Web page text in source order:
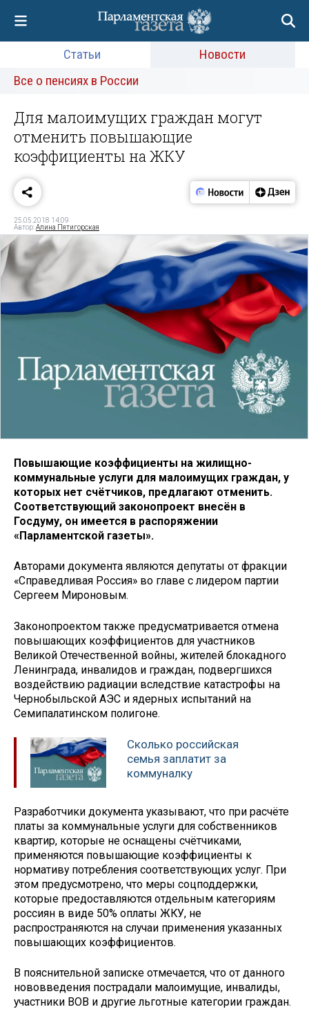
Статьи
Новости
Все о пенсиях в России
Для малоимущих граждан могут
отменить повышающие
коэффициенты на ЖКУ
25.05.2018 14:09
Автор:Алина Пятигорская
Повышающие коэффициенты на жилищно-
коммунальные услуги для малоимущих граждан, у
которых нет счётчиков, предлагают отменить.
Соответствующий законопроект внесён в
Госдуму, он имеется в распоряжении
«Парламентской газеты».
Авторами документа являются депутаты от фракции
«Справедливая Россия» во главе с лидером партии
Сергеем Мироновым.
Законопроектом также предусматривается отмена
повышающих коэффициентов для участников
Великой Отечественной войны, жителей блокадного
Ленинграда, инвалидов и граждан, подвергшихся
воздействию радиации вследствие катастрофы на
Чернобыльской АЭС и ядерных испытаний на
Семипалатинском полигоне.
Сколько российская
семья заплатит за
коммуналку
Разработчики документа указывают, что при расчёте
платы за коммунальные услуги для собственников
квартир, которые не оснащены счётчиками,
применяются повышающие коэффициенты к
нормативу потребления соответствующих услуг. При
этом предусмотрено, что меры соцподдержки,
которые предоставляются отдельным категориям
россиян в виде 50% оплаты ЖКУ, не
распространяются на случаи применения указанных
повышающих коэффициентов.
В пояснительной записке отмечается, что от данного
нововведения пострадали малоимущие, инвалиды,
участники ВОВ и другие льготные категории граждан.